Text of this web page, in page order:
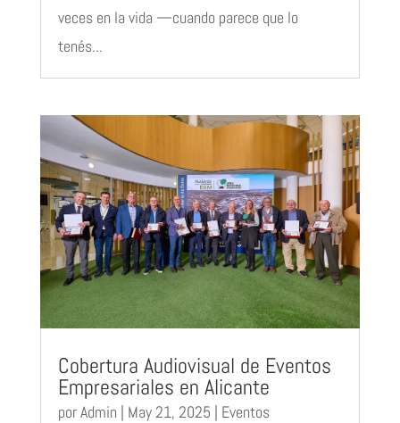
veces en la vida —cuando parece que lo
tenés...
Cobertura Audiovisual de Eventos
Empresariales en Alicante
porAdmin | May 21, 2025 | Eventos